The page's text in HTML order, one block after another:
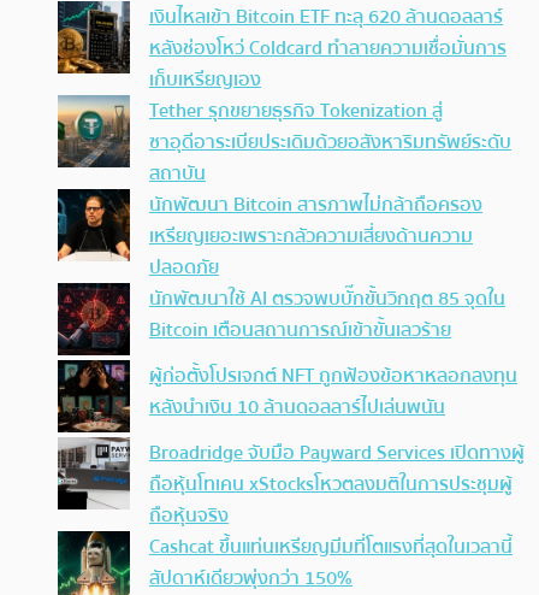
เงินไหลเข้า Bitcoin ETF ทะลุ 620 ล้านดอลลาร์
หลังช่องโหว่ Coldcard ทำลายความเชื่อมั่นการ
เก็บเหรียญเอง
Tether รุกขยายธุรกิจ Tokenization สู่
ซาอุดีอาระเบียประเดิมด้วยอสังหาริมทรัพย์ระดับ
สถาบัน
นักพัฒนา Bitcoin สารภาพไม่กล้าถือครอง
เหรียญเยอะเพราะกลัวความเสี่ยงด้านความ
ปลอดภัย
นักพัฒนาใช้ AI ตรวจพบบั๊กขั้นวิกฤต 85 จุดใน
Bitcoin เตือนสถานการณ์เข้าขั้นเลวร้าย
ผู้ก่อตั้งโปรเจกต์ NFT ถูกฟ้องข้อหาหลอกลงทุน
หลังนำเงิน 10 ล้านดอลลาร์ไปเล่นพนัน
Broadridge จับมือ Payward Services เปิดทางผู้
ถือหุ้นโทเคน xStocksโหวตลงมติในการประชุมผู้
ถือหุ้นจริง
Cashcat ขึ้นแท่นเหรียญมีมที่โตแรงที่สุดในเวลานี้
สัปดาห์เดียวพุ่งกว่า 150%